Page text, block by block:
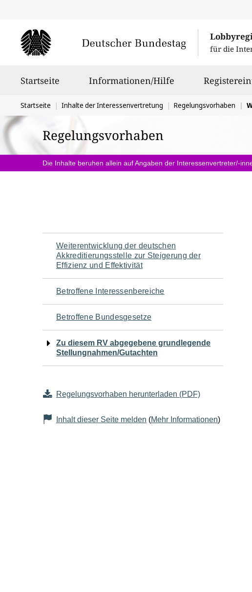
für die
Startseite Informationen/Hilfe
Sie
befinden
sich
hier:
Startseite Inhalte der Interessenvertretung Regelungsvorhaben
Regelungsvorhaben
Die Inhalte beruhen allein auf Angaben der Interessenvertreter/-
Navigation
für
den
Seiteninhalt
Weiterentwicklung der deutschen
Akkreditierungsstelle zur Steigerung der
Effizienz und Effektivität
Betroffene Interessenbereiche
Betroffene Bundesgesetze
Zu diesem RV abgegebene grundlegende
Stellungnahmen/Gutachten
Regelungsvorhaben herunterladen (PDF)
Inhalt dieser Seite melden (Mehr Informationen)